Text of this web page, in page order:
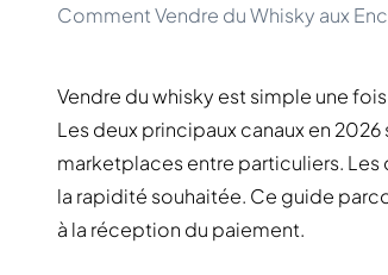
Hibiki
Macallan
Midleton
Springbank
Yamazaki
Meilleures Offres
Blanton's
Jack Daniel's
Jim Beam
Maker's Mark
Michter's
Pappy Van
Comment Vendre du Whisky aux
Vendre du whisky est simple une
Les deux principaux canaux en
marketplaces entre particuliers.
la rapidité souhaitée. Ce guide
à la réception du paiement.